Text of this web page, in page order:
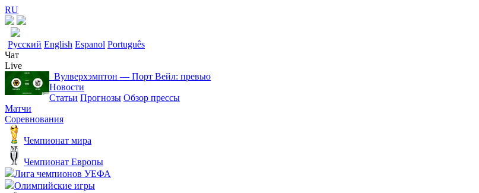
RU
Русский English Espanol Português
Чат
Live
Вулверхэмптон — Порт Вейл: превью
Новости
Статьи Прогнозы Обзор прессы
Матчи
Соревнования
Чемпионат мира
Чемпионат Европы
Лига чемпионов УЕФА
Олимпийские игры